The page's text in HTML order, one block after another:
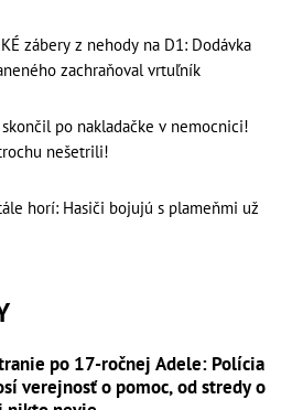
zábery z nehody na D1: Dodávka
zachraňoval vrtuľník
po nakladačke v nemocnici!
nešetrili!
horí: Hasiči bojujú s plameňmi už
po 17-ročnej Adele: Polícia
verejnosť o pomoc, od stredy o